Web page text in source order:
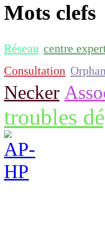
Mots clefs
Réseau centre
Consultation
Necker
troubles